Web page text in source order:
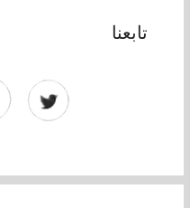
تابعنا